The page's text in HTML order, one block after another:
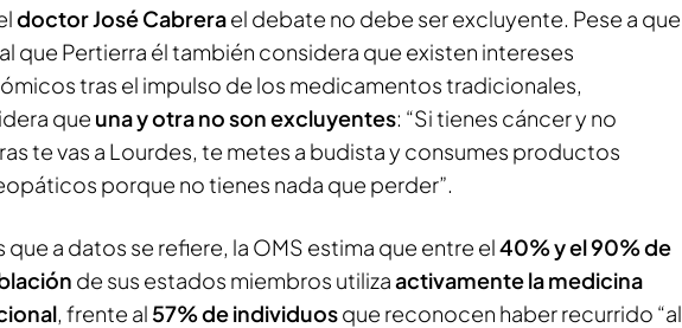
doctor José Cabrerael debate no debe ser excluyente. Pese a que
que Pertierra él también considera que existen intereses
tras el impulso de los medicamentos tradicionales,
que una y otra no son excluyentes: “Si tienes cáncer y no
te vas a Lourdes, te metes a budista y consumes productos
porque no tienes nada que perder”.
que a datos se refiere, la OMS estima que entre el40% y el 90% de
de sus estados miembros utilizaactivamente la medicina
, frente al 57% de individuosque reconocen haber recurrido “al